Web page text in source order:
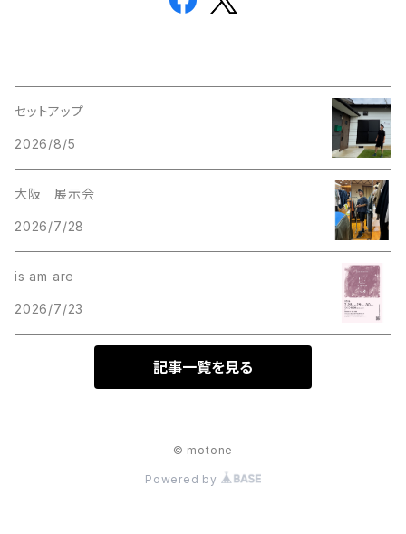
セットアップ
2026/8/5
大阪 展示会
2026/7/28
is am are
2026/7/23
記事一覧を見る
© motone
Powered by